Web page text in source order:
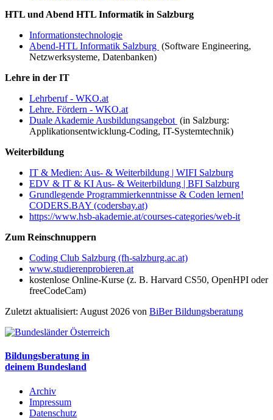
HTL und Abend HTL Informatik in Salzburg
Informationstechnologie
Abend-HTL Informatik Salzburg (Software Engineering,
Netzwerksysteme, Datenbanken)
Lehre in der IT
Lehrberuf - WKO.at
Lehre. Fördern - WKO.at
Duale Akademie Ausbildungsangebot (in Salzburg:
Applikationsentwicklung-Coding, IT-Systemtechnik)
Weiterbildung
IT & Medien: Aus- & Weiterbildung | WIFI Salzburg
EDV & IT & KI Aus- & Weiterbildung | BFI Salzburg
Grundlegende Programmierkenntnisse & Coden lernen!
CODERS.BAY (codersbay.at)
https://www.hsb-akademie.at/courses-categories/web-it
Zum Reinschnuppern
Coding Club Salzburg (fh-salzburg.ac.at)
www.studierenprobieren.at
kostenlose Online-Kurse (z. B. Harvard CS50, OpenHPI oder
freeCodeCam)
Zuletzt aktualisiert: August 2026 von BiBer Bildungsberatung
Bildungsberatung in
deinem Bundesland
Archiv
Impressum
Datenschutz